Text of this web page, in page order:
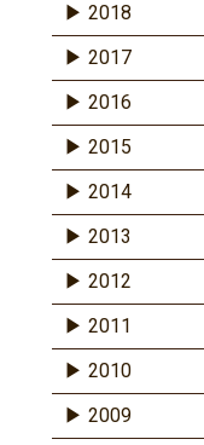
2018
2017
2016
2015
2014
2013
2012
2011
2010
2009